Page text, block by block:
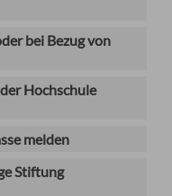
bei Bezug von
Hochschule
melden
Stiftung